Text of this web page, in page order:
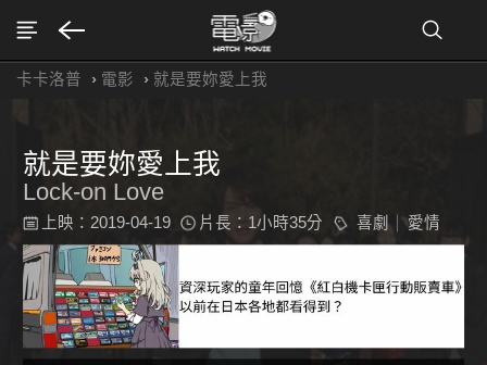
卡卡洛普 › 電影 › 就是要妳愛上我
就是要妳愛上我
Lock-on Love
上映：2019-04-19 片長：1小時35分 喜劇 愛情